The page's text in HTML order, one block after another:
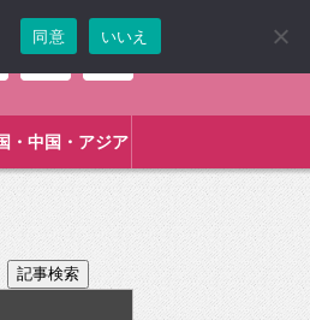
・中国・アジア
同意 いいえ